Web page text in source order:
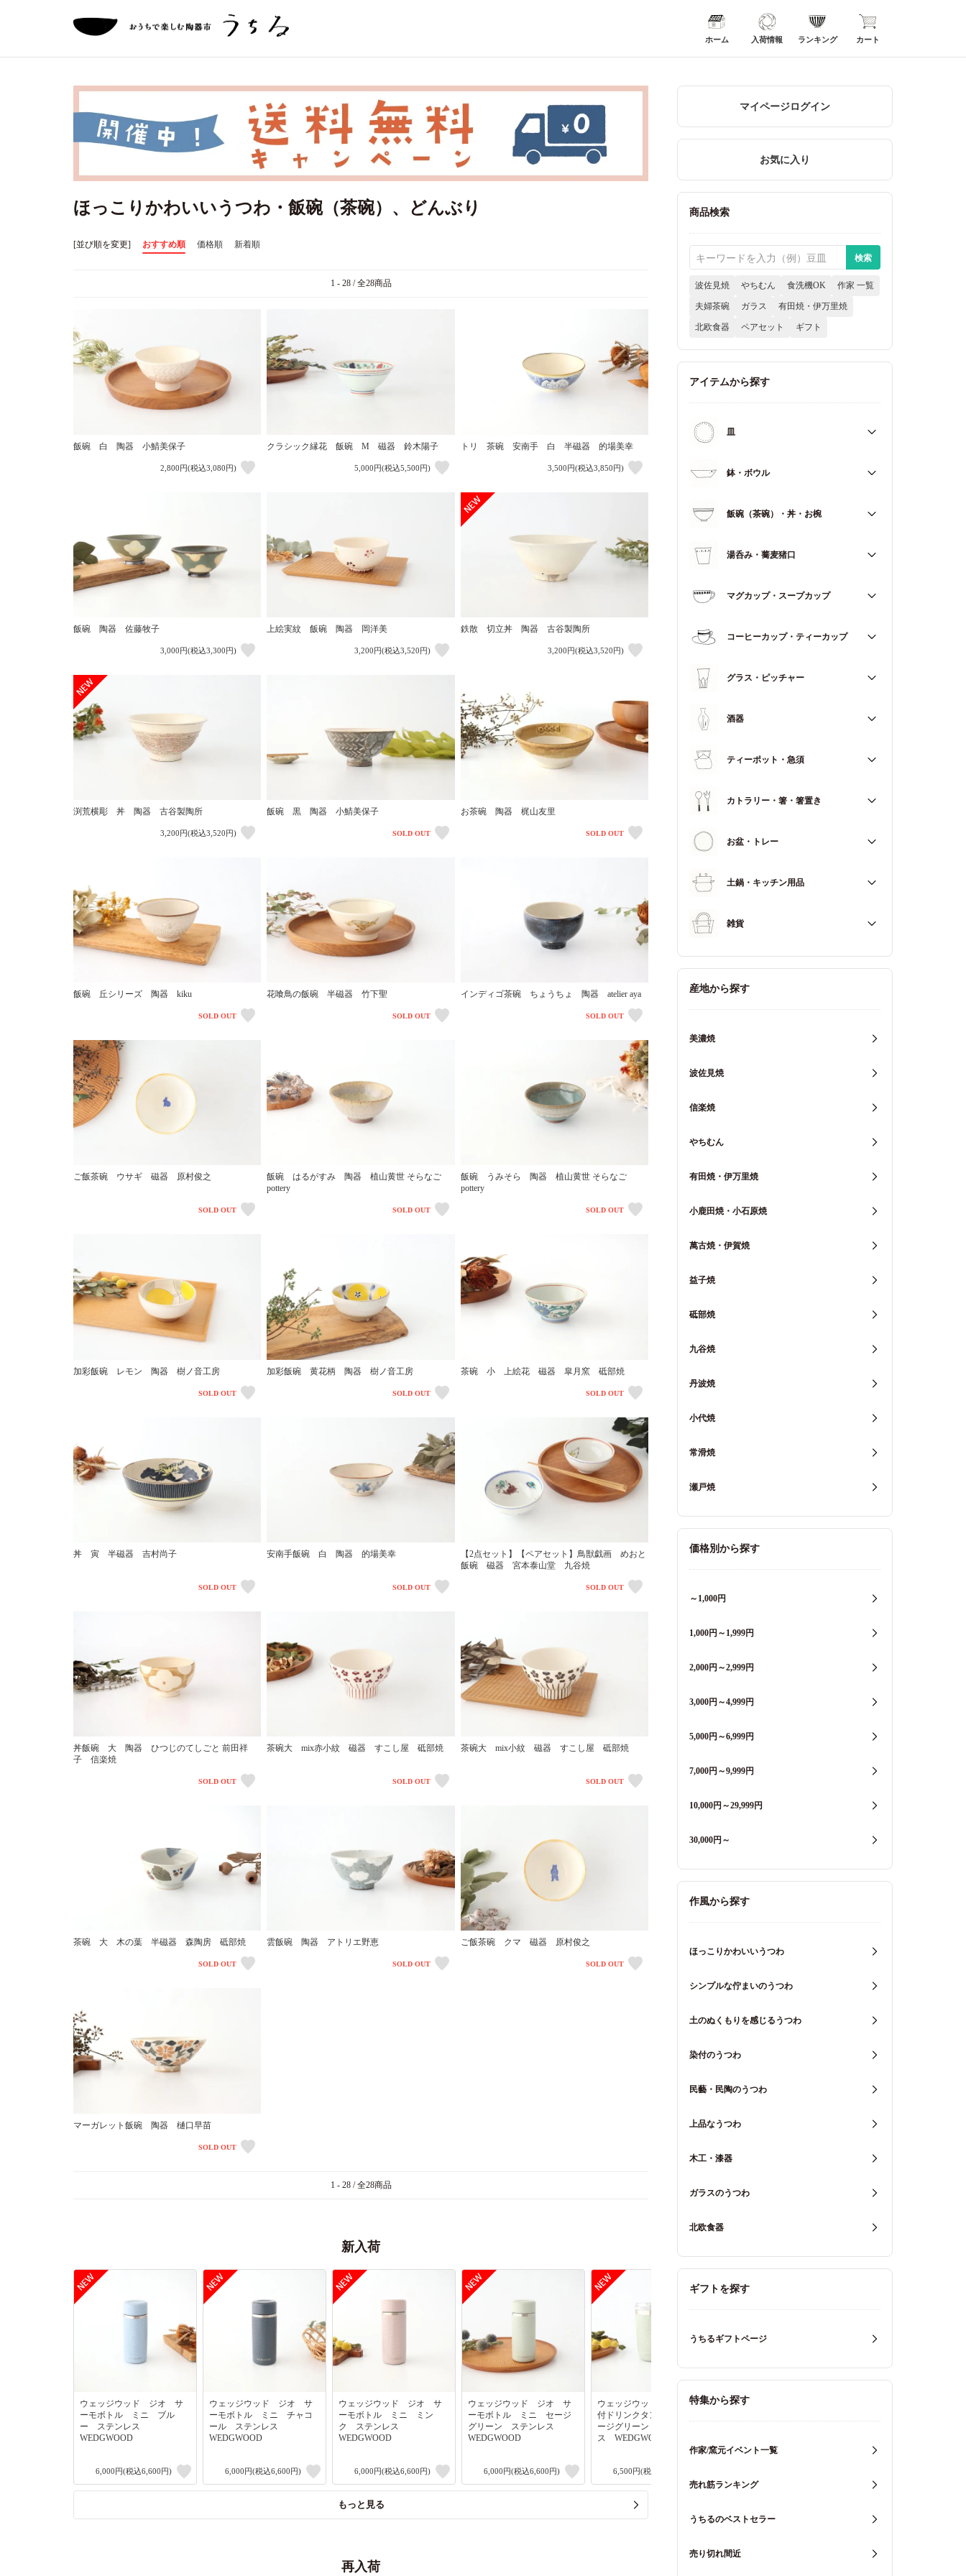
ホーム 入荷情報 ランキング カート
ほっこりかわいいうつわ・飯碗（茶碗）、どんぶり
[並び順を変更] おすすめ順 価格順 新着順
1 - 28 / 全28商品
飯碗 白 陶器 小鯖美保子
2,800円(税込3,080円)
クラシック縁花 飯碗 M 磁器 鈴木陽子
5,000円(税込5,500円)
トリ 茶碗 安南手 白 半磁器 的場美幸
3,500円(税込3,850円)
飯碗 陶器 佐藤牧子
3,000円(税込3,300円)
上絵実紋 飯碗 陶器 岡洋美
3,200円(税込3,520円)
鉄散 切立丼 陶器 古谷製陶所
3,200円(税込3,520円)
渕荒横彫 丼 陶器 古谷製陶所
3,200円(税込3,520円)
飯碗 黒 陶器 小鯖美保子
SOLD OUT
お茶碗 陶器 梶山友里
SOLD OUT
飯碗 丘シリーズ 陶器 kiku
SOLD OUT
花喰鳥の飯碗 半磁器 竹下聖
SOLD OUT
インディゴ茶碗 ちょうちょ 陶器 atelier aya
SOLD OUT
ご飯茶碗 ウサギ 磁器 原村俊之
SOLD OUT
飯碗 はるがすみ 陶器 植山黄世 そらなご
pottery
SOLD OUT
飯碗 うみそら 陶器 植山黄世 そらなご
pottery
SOLD OUT
加彩飯碗 レモン 陶器 樹ノ音工房
SOLD OUT
加彩飯碗 黄花柄 陶器 樹ノ音工房
SOLD OUT
茶碗 小 上絵花 磁器 皐月窯 砥部焼
SOLD OUT
丼 寅 半磁器 吉村尚子
SOLD OUT
安南手飯碗 白 陶器 的場美幸
SOLD OUT
【2点セット】【ペアセット】鳥獣戯画 めおと
飯碗 磁器 宮本泰山堂 九谷焼
SOLD OUT
丼飯碗 大 陶器 ひつじのてしごと 前田祥
子 信楽焼
SOLD OUT
茶碗大 mix赤小紋 磁器 すこし屋 砥部焼
SOLD OUT
茶碗大 mix小紋 磁器 すこし屋 砥部焼
SOLD OUT
茶碗 大 木の葉 半磁器 森陶房 砥部焼
SOLD OUT
雲飯碗 陶器 アトリエ野恵
SOLD OUT
ご飯茶碗 クマ 磁器 原村俊之
SOLD OUT
マーガレット飯碗 陶器 樋口早苗
SOLD OUT
1 - 28 / 全28商品
新入荷
ウェッジウッド ジオ サ
ーモボトル ミニ ブル
ー ステンレス
WEDGWOOD
6,000円(税込6,600円)
ウェッジウッド ジオ サ
ーモボトル ミニ チャコ
ール ステンレス
WEDGWOOD
6,000円(税込6,600円)
ウェッジウッド ジオ サ
ーモボトル ミニ ミン
ク ステンレス
WEDGWOOD
6,000円(税込6,600円)
ウェッジウッド ジオ サ
ーモボトル ミニ セージ
グリーン ステンレス
WEDGWOOD
6,000円(税込6,600円)
ウェッジウッド ジオ 蓋
付ドリンクタンブラー セ
ージグリーン ステンレ
ス WEDGWOOD
6,500円(税込7,150円)
ウェッジウッド ジオ 蓋
もっと見る
再入荷
マイページログイン
お気に入り
商品検索
波佐見焼 やちむん 食洗機OK 作家 一覧
夫婦茶碗 ガラス 有田焼・伊万里焼
北欧食器 ペアセット ギフト
アイテムから探す
皿
すべて
取皿・中皿（15～20cm）
鉢・ボウル
すべて
中鉢（13～17cm）
飯碗（茶碗）・丼・お椀
すべて
丼（どんぶり）
湯呑み・蕎麦猪口
蕎麦猪口（そばちょこ）
マグカップ・スープカップ
スープカップ
コーヒーカップ・ティーカップ
グラス・ピッチャー
すべて
酒器
お猪口（おちょこ）
ティーポット・急須
カトラリー・箸・箸置き
すべて
箸
お盆・トレー
すべて
土鍋・キッチン用品
すべて
キッチン用品
重箱・弁当箱
雑貨
すべて
産地から探す
美濃焼
波佐見焼
信楽焼
やちむん
有田焼・伊万里焼
小鹿田焼・小石原焼
萬古焼・伊賀焼
益子焼
砥部焼
九谷焼
丹波焼
小代焼
常滑焼
瀬戸焼
価格別から探す
～1,000円
1,000円～1,999円
2,000円～2,999円
3,000円～4,999円
5,000円～6,999円
7,000円～9,999円
10,000円～29,999円
30,000円～
作風から探す
ほっこりかわいいうつわ
シンプルな佇まいのうつわ
土のぬくもりを感じるうつわ
染付のうつわ
民藝・民陶のうつわ
上品なうつわ
木工・漆器
ガラスのうつわ
北欧食器
ギフトを探す
うちるギフトページ
特集から探す
作家/窯元イベント一覧
売れ筋ランキング
うちるのベストセラー
売り切れ間近